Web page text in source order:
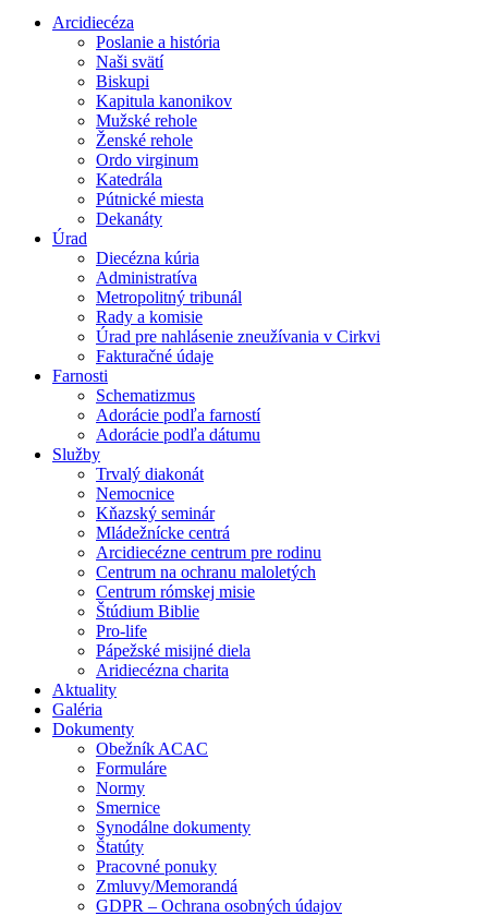
Arcidiecéza
Poslanie a história
Naši svätí
Biskupi
Kapitula kanonikov
Mužské rehole
Ženské rehole
Ordo virginum
Katedrála
Pútnické miesta
Dekanáty
Úrad
Diecézna kúria
Administratíva
Metropolitný tribunál
Rady a komisie
Úrad pre nahlásenie zneužívania v Cirkvi
Fakturačné údaje
Farnosti
Schematizmus
Adorácie podľa farností
Adorácie podľa dátumu
Služby
Trvalý diakonát
Nemocnice
Kňazský seminár
Mládežnícke centrá
Arcidiecézne centrum pre rodinu
Centrum na ochranu maloletých
Centrum rómskej misie
Štúdium Biblie
Pro-life
Pápežské misijné diela
Aridiecézna charita
Aktuality
Galéria
Dokumenty
Obežník ACAC
Formuláre
Normy
Smernice
Synodálne dokumenty
Štatúty
Pracovné ponuky
Zmluvy/Memorandá
GDPR – Ochrana osobných údajov